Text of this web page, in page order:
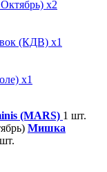
x2
x1
x1
(MARS) 1 шт.
Мишка